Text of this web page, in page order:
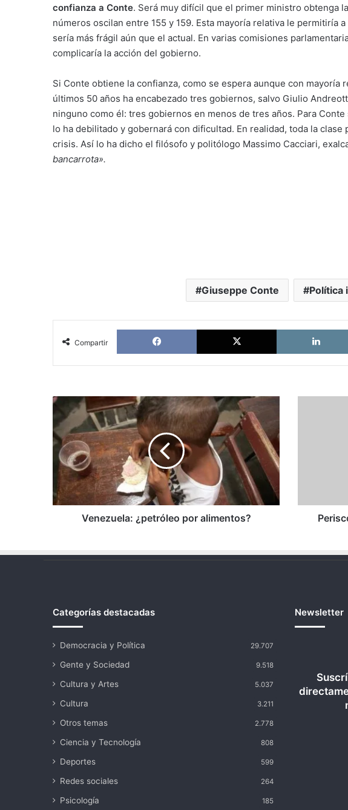
confianza a Conte. Será muy difícil que el primer ministro obtenga
números oscilan entre 155 y 159. Esta mayoría relativa le permitiría
sería más frágil aún que el actual. En varias comisiones
complicaría la acción del gobierno.
Si Conte obtiene la confianza, como se espera aunque con mayoría
últimos 50 años ha encabezado tres gobiernos, salvo Giulio
ninguno como él: tres gobiernos en menos de tres años. Para Conte
lo ha debilitado y gobernará con dificultad. En realidad, toda la
crisis. Así lo ha dicho el filósofo y politólogo Massimo Cacciari,
bancarrota».
Giuseppe Conte Política
Compartir
Facebook X
Venezuela:
¿petróleo
por
alimentos?
Venezuela: ¿petróleo por alimentos?
Categorías destacadas
Democracia y Política 29.707
Gente y Sociedad 9.518
Cultura y Artes 5.037
Cultura 3.211
Otros temas 2.778
Ciencia y Tecnología 808
Deportes 599
Redes sociales 264
Psicología 185
Newsletter